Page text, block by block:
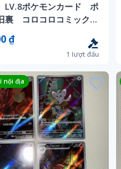
LV.8ポケモンカード ポ
裏 コロコロコミック
₫
1 lượt đấu
nội địa